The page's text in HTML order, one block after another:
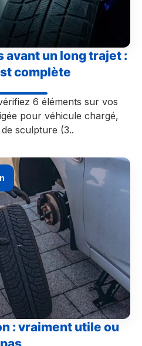
un long trajet :
complète
6 éléments sur vos
pour véhicule chargé,
sculpture (3..
: vraiment utile ou